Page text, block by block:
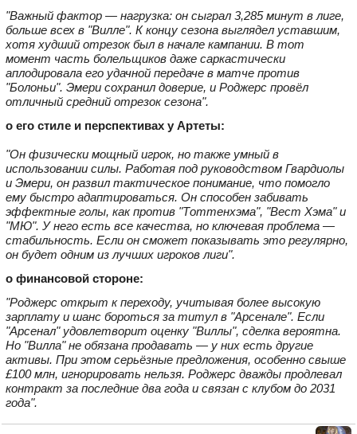
"Важный фактор — нагрузка: он сыграл 3,285 минут в лиге,
больше всех в "Вилле". К концу сезона выглядел уставшим,
хотя худший отрезок был в начале кампании. В тот
момент часть болельщиков даже саркастически
аплодировала его удачной передаче в матче против
"Болоньи". Эмери сохранил доверие, и Роджерс провёл
отличный средний отрезок сезона".
о его стиле и перспективах у Артеты:
"Он физически мощный игрок, но также умный в
использовании силы. Работая под руководством Гвардиолы
и Эмери, он развил тактическое понимание, что помогло
ему быстро адаптироваться. Он способен забивать
эффектные голы, как против "Тоттенхэма", "Вест Хэма" и
"МЮ". У него есть все качества, но ключевая проблема —
стабильность. Если он сможет показывать это регулярно,
он будет одним из лучших игроков лиги".
о финансовой стороне:
"Роджерс открыт к переходу, учитывая более высокую
зарплату и шанс бороться за титул в "Арсенале". Если
"Арсенал" удовлетворит оценку "Виллы", сделка вероятна.
Но "Вилла" не обязана продавать — у них есть другие
активы. При этом серьёзные предложения, особенно свыше
£100 млн, игнорировать нельзя. Роджерс дважды продлевал
контракт за последние два года и связан с клубом до 2031
года".